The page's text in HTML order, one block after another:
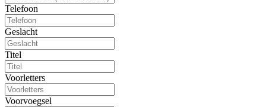
Telefoon
Geslacht
Titel
Voorletters
Voorvoegsel